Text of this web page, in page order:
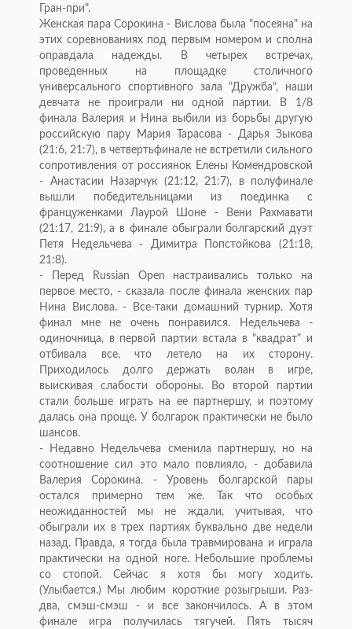
Гран-при".
Женская пара Сорокина - Вислова была "посеяна" на
этих соревнованиях под первым номером и сполна
оправдала надежды. В четырех встречах,
проведенных на площадке столичного
универсального спортивного зала "Дружба", наши
девчата не проиграли ни одной партии. В 1/8
финала Валерия и Нина выбили из борьбы другую
российскую пару Мария Тарасова - Дарья Зыкова
(21:6, 21:7), в четвертьфинале не встретили сильного
сопротивления от россиянок Елены Комендровской
- Анастасии Назарчук (21:12, 21:7), в полуфинале
вышли победительницами из поединка с
француженками Лаурой Шоне - Вени Рахмавати
(21:17, 21:9), а в финале обыграли болгарский дуэт
Петя Недельчева - Димитра Попстойкова (21:18,
21:8).
- Перед Russian Open настраивались только на
первое место, - сказала после финала женских пар
Нина Вислова. - Все-таки домашний турнир. Хотя
финал мне не очень понравился. Недельчева -
одиночница, в первой партии встала в "квадрат" и
отбивала все, что летело на их сторону.
Приходилось долго держать волан в игре,
выискивая слабости обороны. Во второй партии
стали больше играть на ее партнершу, и поэтому
далась она проще. У болгарок практически не было
шансов.
- Недавно Недельчева сменила партнершу, но на
соотношение сил это мало повлияло, - добавила
Валерия Сорокина. - Уровень болгарской пары
остался примерно тем же. Так что особых
неожиданностей мы не ждали, учитывая, что
обыграли их в трех партиях буквально две недели
назад. Правда, я тогда была травмирована и играла
практически на одной ноге. Небольшие проблемы
со стопой. Сейчас я хотя бы могу ходить.
(Улыбается.) Мы любим короткие розыгрыши. Раз-
два, смэш-смэш - и все закончилось. А в этом
финале игра получилась тягучей. Пять тысяч